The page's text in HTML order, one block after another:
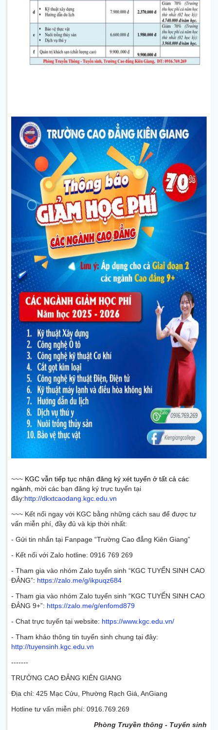
~~~ KGC vẫn tiếp tục nhận đăng ký xét tuyển ở tất cả các
ngành, mời các bạn đăng ký trực tuyến tại
đây:http://dkxtcaodang.kgc.edu.vn
~~~ Kết nối ngay với KGC bằng những cách sau để được tư
vấn miễn phí, đầy đủ và kịp thời nhất:
- Gửi tin nhắn tại Fanpage “Trường Cao đẳng Kiên Giang”
- Kết nối với Zalo hotline: 0916 769 269
- Tham gia vào nhóm Zalo tuyển sinh “KGC TUYỂN SINH CAO
ĐẲNG”: https://zalo.me/g/ikpuqz684
- Tham gia vào nhóm Zalo tuyển sinh “KGC TUYỂN SINH CAO
ĐẲNG 9+”: https://zalo.me/g/enfomd879
- Chat trực tuyến tại website: https://www.kgc.edu.vn/
- Tham khảo thông tin tuyển sinh chung tại đây:
http://tuyensinh.kgc.edu.vn
-------
TRƯỜNG CAO ĐẲNG KIÊN GIANG
Địa chỉ: 425 Mạc Cửu, Phường Rạch Giá, AnGiang
Hotline tư vấn miễn phí: 0916.769.269
Phòng Truyền thông - Tuyển sinh